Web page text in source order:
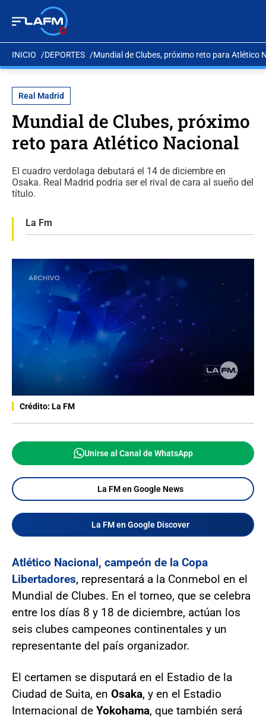
INICIO DEPORTES Mundial de Clubes, próximo reto para Atlético
Real Madrid
Mundial de Clubes, próximo
reto para Atlético Nacional
El cuadro verdolaga debutará el 14 de diciembre en
Osaka. Real Madrid podría ser el rival de cara al sueño del
título.
La Fm
Crédito: La FM
Unirse al Canal de WhatsApp
La FM en Google News
La FM en Google Discover
Atlético Nacional, campeón de la Copa
Libertadores, representará a la Conmebol en el
Mundial de Clubes. En el torneo, que se celebra
entre los días 8 y 18 de diciembre, actúan los
seis clubes campeones continentales y un
representante del país organizador.
El certamen se disputará en el Estadio de la
Ciudad de Suita, en Osaka, y en el Estadio
Internacional de Yokohama, que también será